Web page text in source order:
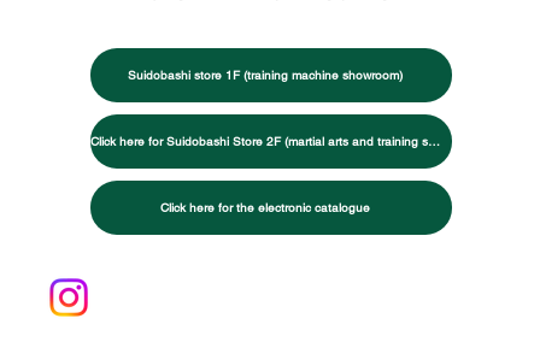
Suidobashi store 1F (training machine showroom)
Click here for Suidobashi Store 2F (martial arts and training specialty store)
Click here for the electronic catalogue